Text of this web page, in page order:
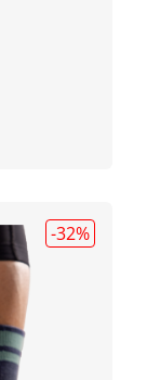
-32%